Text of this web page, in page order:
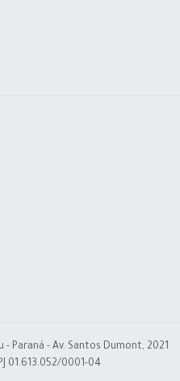
Paraná - Av. Santos Dumont, 2021
01.613.052/0001-04